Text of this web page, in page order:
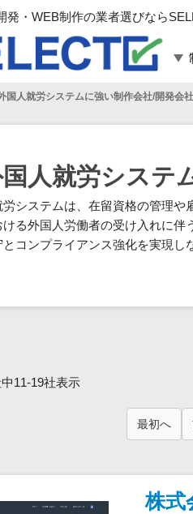
発・WEB制作の業者選びなら
運用代行
コンテンツ
コンサルテ
マーケティ
国人就労システムに強い制作会社/開発会社
国人就労システ
システムは、在留資格の管理や
る外国人労働者の受け入れに伴
コンプライアンス強化を実現し
11-19社表示
最初へ
株式